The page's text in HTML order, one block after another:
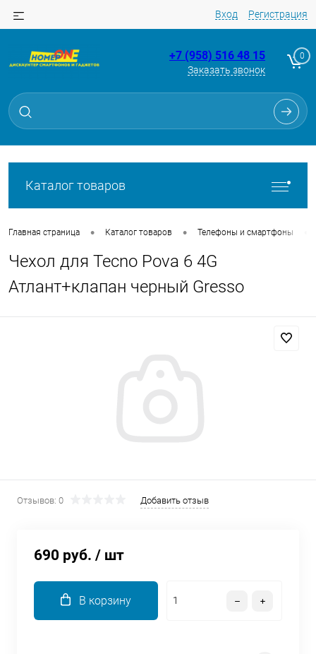
Вход Регистрация
+7 (958) 516 48 15
Заказать звонок
0
Каталог товаров
Главная страница • Каталог товаров • Телефоны и смартфоны
Чехол для Tecno Pova 6 4G
Атлант+клапан черный Gresso
Отзывов: 0 Добавить отзыв
690 руб. / шт
В корзину
Для клиентов всех банков
Разбейте
без переплат
Сегодня
выбранный способом
списываться
по25 %каждые 2 недели